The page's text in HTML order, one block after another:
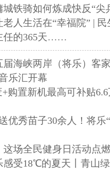
铁骑如何炼成快反“尖
人生活在“幸福院” | 民
任的365天……
海峡两岸（将乐）客
乐汇开幕
购置新机最高可补贴
优秀苗子30余人！将乐
场全民健身日活动点
受18℃的夏天丨青山